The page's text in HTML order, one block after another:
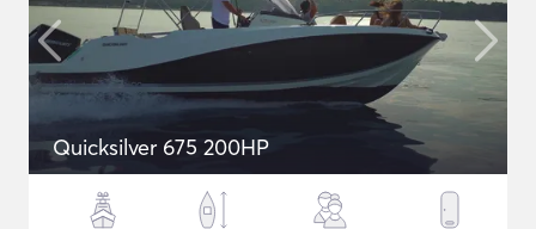
Quicksilver 675 200HP